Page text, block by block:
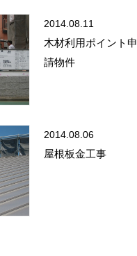
2014.08.11
木材利用ポイント申
請物件
2014.08.06
屋根板金工事